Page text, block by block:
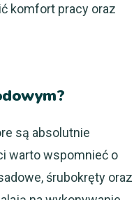
komfort pracy oraz
są absolutnie
warto wspomnieć o
śrubokręty oraz